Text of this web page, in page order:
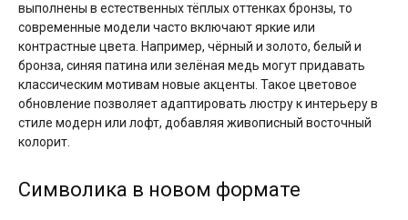
выполнены в естественных тёплых оттенках бронзы, то
современные модели часто включают яркие или
контрастные цвета. Например, чёрный и золото, белый и
бронза, синяя патина или зелёная медь могут придавать
классическим мотивам новые акценты. Такое цветовое
обновление позволяет адаптировать люстру к интерьеру в
стиле модерн или лофт, добавляя живописный восточный
колорит.
Символика в новом формате